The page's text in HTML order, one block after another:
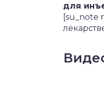
для
[su_note